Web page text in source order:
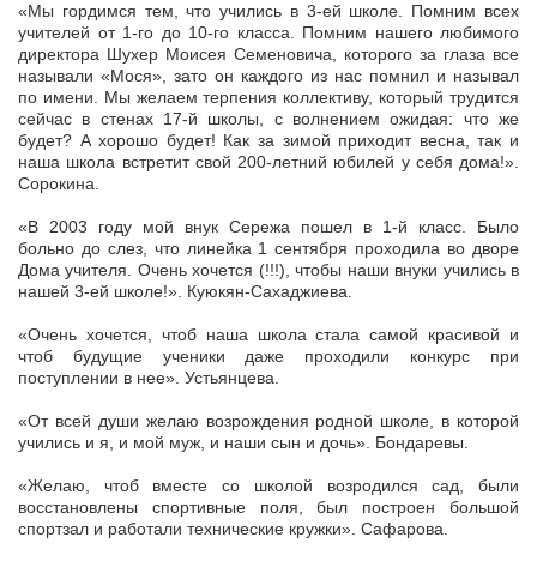
«Мы гордимся тем, что учились в 3-ей школе. Помним всех
учителей от 1-го до 10-го класса. Помним нашего любимого
директора Шухер Моисея Семеновича, которого за глаза все
называли «Мося», зато он каждого из нас помнил и называл
по имени. Мы желаем терпения коллективу, который трудится
сейчас в стенах 17-й школы, с волнением ожидая: что же
будет? А хорошо будет! Как за зимой приходит весна, так и
наша школа встретит свой 200-летний юбилей у себя дома!».
Сорокина.
«В 2003 году мой внук Сережа пошел в 1-й класс. Было
больно до слез, что линейка 1 сентября проходила во дворе
Дома учителя. Очень хочется (!!!), чтобы наши внуки учились в
нашей 3-ей школе!». Куюкян-Сахаджиева.
«Очень хочется, чтоб наша школа стала самой красивой и
чтоб будущие ученики даже проходили конкурс при
поступлении в нее». Устьянцева.
«От всей души желаю возрождения родной школе, в которой
учились и я, и мой муж, и наши сын и дочь». Бондаревы.
«Желаю, чтоб вместе со школой возродился сад, были
восстановлены спортивные поля, был построен большой
спортзал и работали технические кружки». Сафарова.